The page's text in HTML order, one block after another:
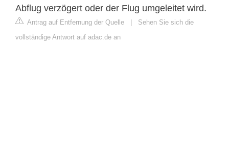
Abflug verzögert oder der Flug umgeleitet wird.
Antrag auf Entfernung der Quelle | Sehen Sie sich die
vollständige Antwort auf adac.de an